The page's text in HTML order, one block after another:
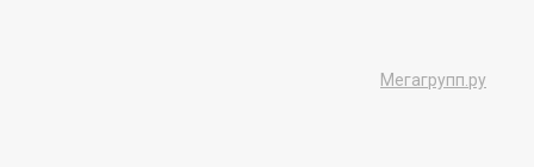
Мегагрупп.ру